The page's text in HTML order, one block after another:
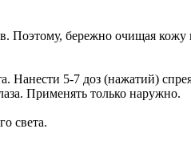
Поэтому, бережно очищая
5-7 доз (нажатий)
Применять только наружно.
света.